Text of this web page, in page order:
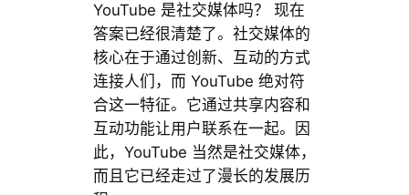
YouTube 是社交媒体吗？ 现在
答案已经很清楚了。社交媒体的
核心在于通过创新、互动的方式
连接人们，而 YouTube 绝对符
合这一特征。它通过共享内容和
互动功能让用户联系在一起。因
此，YouTube 当然是社交媒体，
而且它已经走过了漫长的发展历